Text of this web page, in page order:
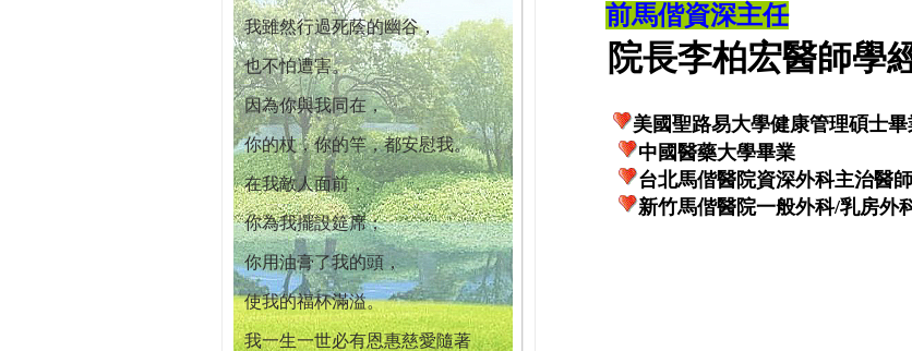
我雖然行過死蔭的幽谷，
也不怕遭害。
因為你與我同在，
你的杖，你的竿，都安慰我。
在我敵人面前，
你為我擺設筵席；
你用油膏了我的頭，
使我的福杯滿溢。
我一生一世必有恩惠慈愛隨著
前馬偕資深主任
院長李柏宏醫師學
美國聖路易大學健康管理碩士畢
中國醫藥大學畢業
台北馬偕醫院資深外科主治醫師
新竹馬偕醫院一般外科/乳房外